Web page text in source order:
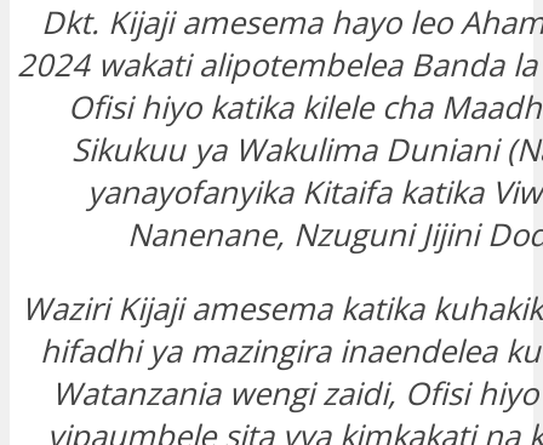
Dkt. Kijaji amesema hayo leo
2024 wakati alipotembelea Banda
Ofisi hiyo katika kilele cha
Sikukuu ya Wakulima Duniani
yanayofanyika Kitaifa katika
Nanenane, Nzuguni Jijini
Waziri Kijaji amesema katika
hifadhi ya mazingira inaendelea
Watanzania wengi zaidi, Ofisi
vipaumbele sita vya kimkakati na